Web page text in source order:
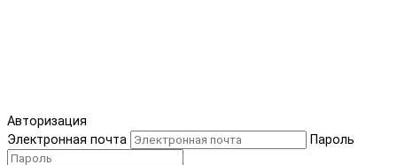
Авторизация
Электронная почта
Пароль